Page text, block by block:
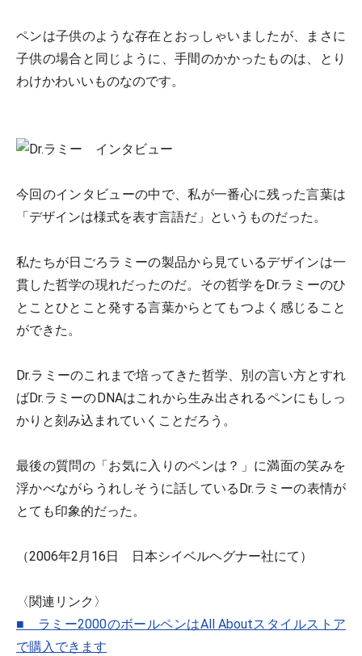
ペンは子供のような存在とおっしゃいましたが、まさに
子供の場合と同じように、手間のかかったものは、とり
わけかわいいものなのです。
今回のインタビューの中で、私が一番心に残った言葉は
「デザインは様式を表す言語だ」というものだった。
私たちが日ごろラミーの製品から見ているデザインは一
貫した哲学の現れだったのだ。その哲学をDr.ラミーのひ
とことひとこと発する言葉からとてもつよく感じること
ができた。
Dr.ラミーのこれまで培ってきた哲学、別の言い方とすれ
ばDr.ラミーのDNAはこれから生み出されるペンにもしっ
かりと刻み込まれていくことだろう。
最後の質問の「お気に入りのペンは？」に満面の笑みを
浮かべながらうれしそうに話しているDr.ラミーの表情が
とても印象的だった。
（2006年2月16日 日本シイベルヘグナー社にて）
〈関連リンク〉
■ ラミー2000のボールペンはAll Aboutスタイルストア
で購入できます